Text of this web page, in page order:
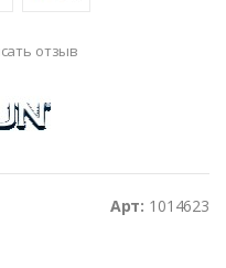
отзыв
Арт: 1014623